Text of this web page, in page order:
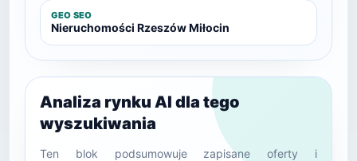
GEO SEO
Nieruchomości Rzeszów Miłocin
Analiza rynku AI dla tego
wyszukiwania
Ten blok podsumowuje zapisane oferty i